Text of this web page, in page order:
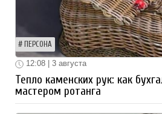
ПЕРСОНА
12:08 | 3 августа
Тепло каменских рук: как
мастером ротанга